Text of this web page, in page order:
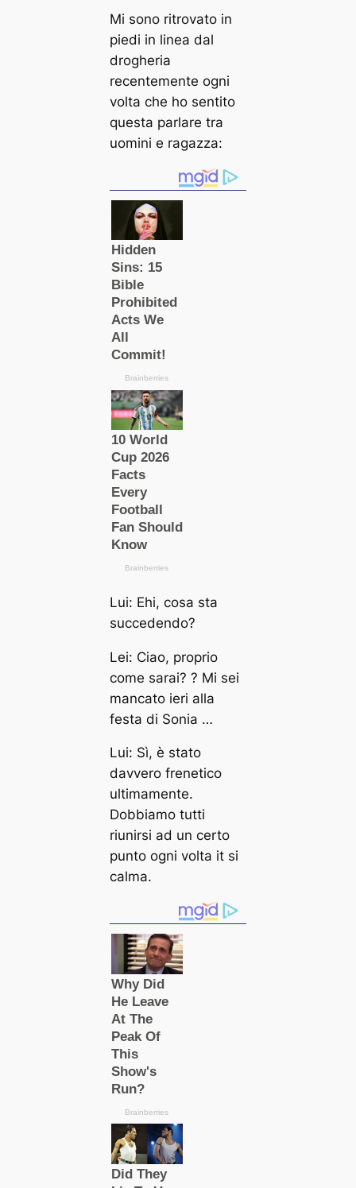
Mi sono ritrovato in
piedi in linea dal
drogheria
recentemente ogni
volta che ho sentito
questa parlare tra
uomini e ragazza:
Lui: Ehi, cosa sta
succedendo?
Lei: Ciao, proprio
come sarai? ? Mi sei
mancato ieri alla
festa di Sonia …
Lui: Sì, è stato
davvero frenetico
ultimamente.
Dobbiamo tutti
riunirsi ad un certo
punto ogni volta it si
calma.